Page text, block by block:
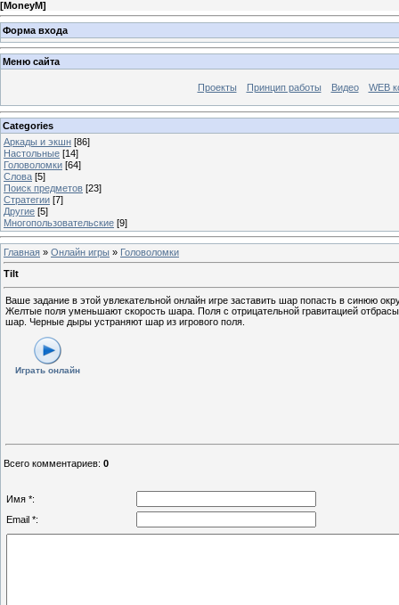
[MoneyM]
Форма входа
Меню сайта
Проекты Принцип работы Видео WEB
Categories
Аркады и экшн [86]
Настольные [14]
Головоломки [64]
Слова [5]
Поиск предметов [23]
Стратегии [7]
Другие [5]
Многопользовательские [9]
Главная » Онлайн игры » Головоломки
Tilt
Ваше задание в этой увлекательной онлайн игре заставить шар попасть в синюю
Желтые поля уменьшают скорость шара. Поля с отрицательной гравитацией
шар. Черные дыры устраняют шар из игрового поля.
Играть онлайн
Всего комментариев: 0
Имя *:
Email *: